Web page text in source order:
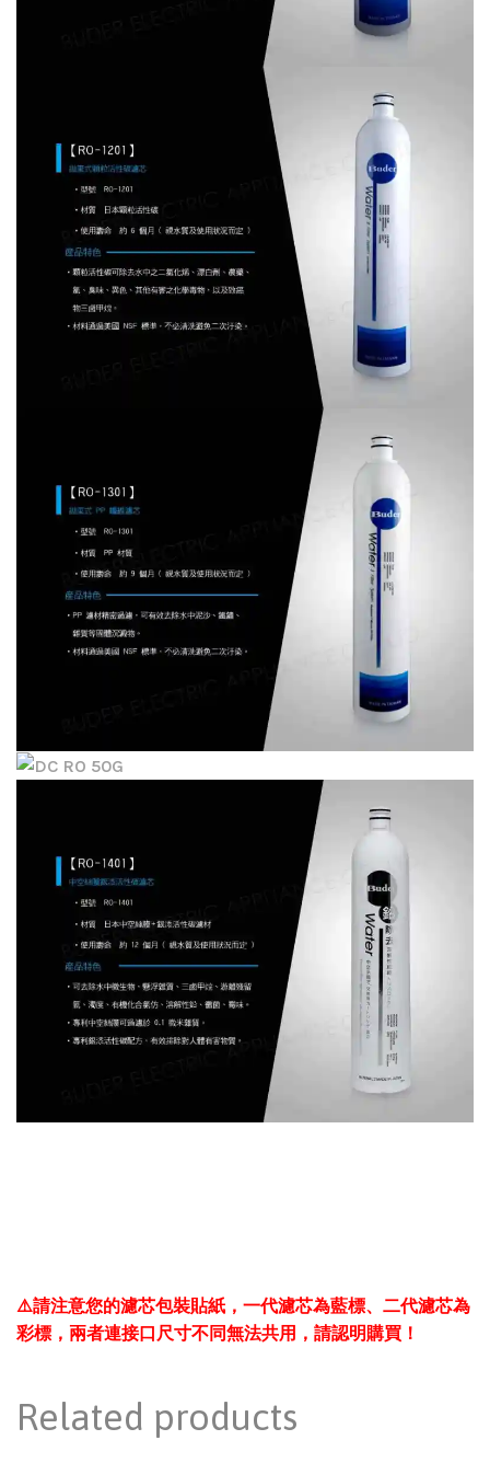
⚠️請注意您的濾芯包裝貼紙，一代濾芯為藍標、二代濾芯為
彩標，兩者連接口尺寸不同無法共用，請認明購買！
Related products